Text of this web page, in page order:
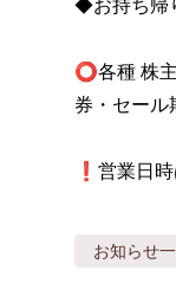
⭕️各種 株
券・セー
❗️営業日
お知らせ